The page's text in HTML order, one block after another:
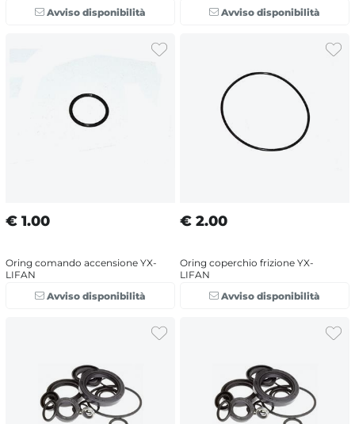
Avviso disponibilità
Avviso disponibilità
€ 1.00
Oring comando accensione YX-
LIFAN
Avviso disponibilità
€ 2.00
Oring coperchio frizione YX-
LIFAN
Avviso disponibilità